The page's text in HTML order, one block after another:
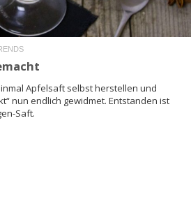
Apfelsaft selbst herstellen und
nun endlich gewidmet. Entstanden ist
Saft.